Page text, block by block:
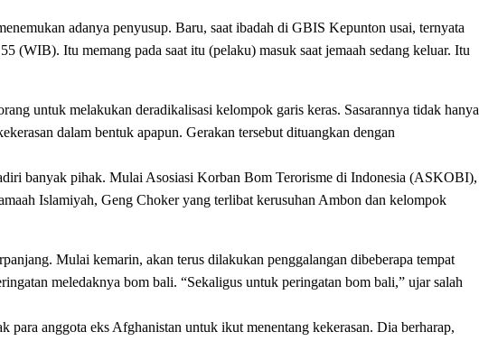
adanya penyusup. Baru, saat ibadah di GBIS Kepunton usai, ternyata
Itu memang pada saat itu (pelaku) masuk saat jemaah sedang keluar. Itu
untuk melakukan deradikalisasi kelompok garis keras. Sasarannya tidak hanya
dalam bentuk apapun. Gerakan tersebut dituangkan dengan
banyak pihak. Mulai Asosiasi Korban Bom Terorisme di Indonesia (ASKOBI),
Islamiyah, Geng Choker yang terlibat kerusuhan Ambon dan kelompok
Mulai kemarin, akan terus dilakukan penggalangan dibeberapa tempat
meledaknya bom bali. “Sekaligus untuk peringatan bom bali,” ujar salah
anggota eks Afghanistan untuk ikut menentang kekerasan. Dia berharap,